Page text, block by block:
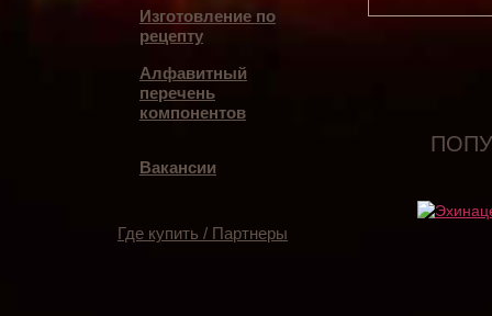
Изготовление по
рецепту
Алфавитный
перечень
компонентов
Вакансии
Где купить / Партнеры